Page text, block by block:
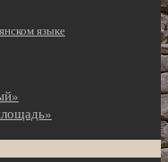
языке